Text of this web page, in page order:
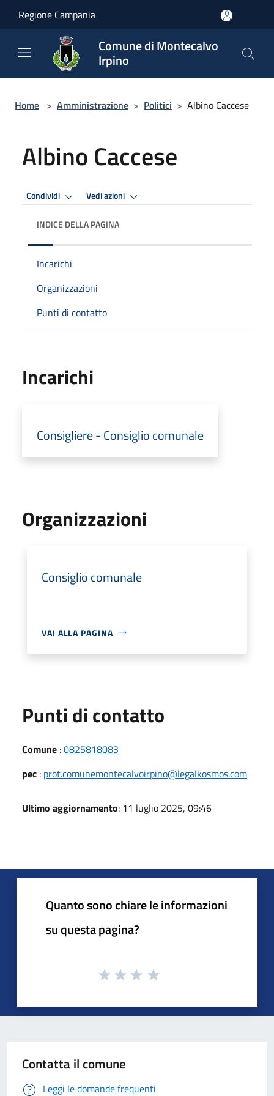
Regione Campania
Comune di Montecalvo
Irpino
Home > Amministrazione > Politici > Albino Caccese
Albino Caccese
Condividi Vedi azioni
INDICE DELLA PAGINA
Incarichi
Organizzazioni
Punti di contatto
Incarichi
Consigliere - Consiglio comunale
Organizzazioni
Consiglio comunale
VAI ALLA PAGINA
Punti di contatto
Comune :0825818083
pec : prot.comunemontecalvoirpino@legalkosmos.com
Ultimo aggiornamento: 11 luglio 2025, 09:46
Quanto sono chiare le informazioni
su questa pagina?
Contatta il comune
Leggi le domande frequenti